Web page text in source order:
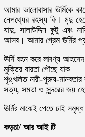
আমার ভালোবাসার ঊর্মিকে
নেপথ্যের রহস্য কি। মৃদু
যাদু, সালাউদ্দিন কুটু এবং
আসর। আমার প্রেম ঊর্মির
ঊর্মি বহন করে লাবণ্য
মুক্তির বারতা পৌছে যাক
শৃঙ্খলিত নারী-পুরুষ-মানবতার
সত্য, সমতা ও সুন্দরের জয়
ঊর্মির মাঝেই পেতে চাই সমৃদ্ধ
কড়চা/ আর আই টি